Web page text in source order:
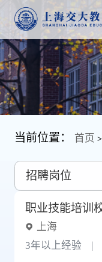
当前位置： 首页 >
招聘岗位
职业技能培训
上海
3年以上经验
|